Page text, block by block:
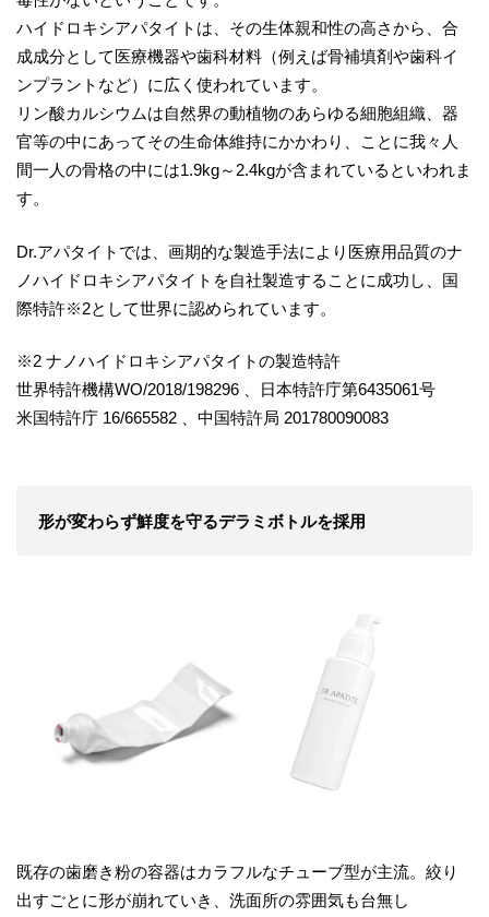
ハイドロキシアパタイトは、その生体親和性の高さから、合
成成分として医療機器や歯科材料（例えば骨補填剤や歯科イ
ンプラントなど）に広く使われています。
リン酸カルシウムは自然界の動植物のあらゆる細胞組織、器
官等の中にあってその生命体維持にかかわり、ことに我々人
間一人の骨格の中には1.9kg～2.4kgが含まれているといわれま
す。
Dr.アパタイトでは、画期的な製造手法により医療用品質のナ
ノハイドロキシアパタイトを自社製造することに成功し、国
際特許※2として世界に認められています。
※2 ナノハイドロキシアパタイトの製造特許
世界特許機構WO/2018/198296 、日本特許庁第6435061号
米国特許庁 16/665582 、中国特許局 201780090083
形が変わらず鮮度を守るデラミボトルを採用
既存の歯磨き粉の容器はカラフルなチューブ型が主流。絞り
出すごとに形が崩れていき、洗面所の雰囲気も台無し